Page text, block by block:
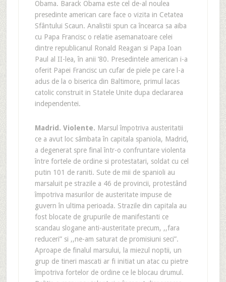
Obama. Barack Obama este cel de-al noulea
presedinte american care face o vizita in Cetatea
Sfântului Scaun. Analistii spun ca încearca sa aiba
cu Papa Francisc o relatie asemanatoare celei
dintre republicanul Ronald Reagan si Papa Ioan
Paul al II-lea, în anii ‘80. Presedintele american i-a
oferit Papei Francisc un cufar de piele pe care l-a
adus de la o biserica din Baltimore, primul lacas
catolic construit in Statele Unite dupa declararea
independentei.
Madrid . Violente. Marsul împotriva austeritatii
ce a avut loc sâmbata în capitala spaniola, Madrid,
a degenerat spre final într-o confruntare violenta
între fortele de ordine si protestatari, soldat cu cel
putin 101 de raniti. Sute de mii de spanioli au
marsaluit pe strazile a 46 de provincii, protestând
împotriva masurilor de austeritate impuse de
guvern în ultima perioada. Strazile din capitala au
fost blocate de grupurile de manifestanti ce
scandau slogane anti-austeritate precum, ,,fara
reduceri” si ,,ne-am saturat de promisiuni seci”.
Aproape de finalul marsului, la miezul noptii, un
grup de tineri mascati ar fi initiat un atac cu pietre
împotriva fortelor de ordine ce le blocau drumul.